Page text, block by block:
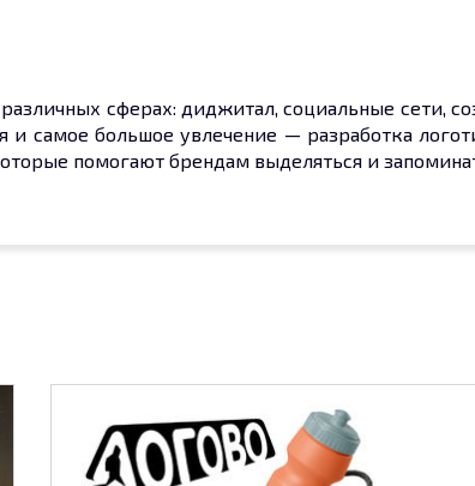
сферах: диджитал, социальные сети,
и самое большое увлечение — разработка
помогают брендам выделяться и